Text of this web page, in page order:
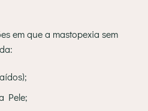
em que a mastopexia sem
Pele;